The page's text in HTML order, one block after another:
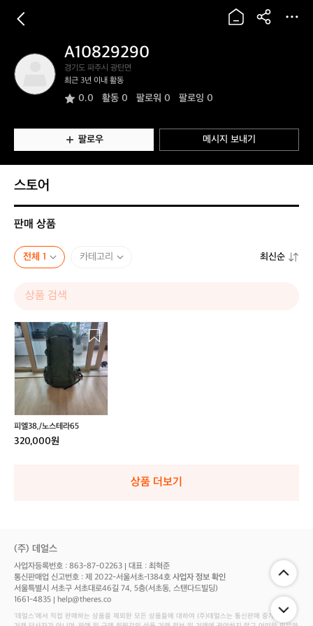
A
1
0
9
9
0
A10829290
경기도 파주시 광탄면
최근 3년 이내 활동
0.0 활동 0 팔로워 0 팔로잉 0
팔로우 메시지 보내기
스토어
판매 상품
전체 1 카테고리 최신순
피
엘
3
8,/
노
테
라
6
5
피엘38,/노스테라65
320,000원
상품 더보기
(주) 데얼스
사업자등록번호 : 863-87-02263 대표 : 최혁준
통신판매업 신고번호 : 제 2022-서울서초-1384호 사업자 정보 확인
서울특별시 서초구 서초대로46길 74, 5층(서초동, 스탠다드빌딩)
1661-4835
help@theres.co
‘데얼스'에서 직접 판매하는 상품을 제외한 모든 상품들에 대하여 (주)데얼스는 통신판매 중개자로서